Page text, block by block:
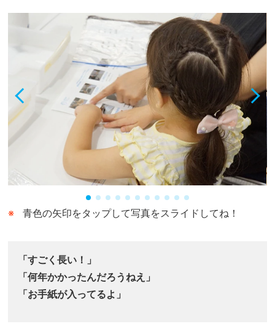
青色の矢印をタップして写真をスライドしてね！
「すごく長い！」
「何年かかったんだろうねえ」
「お手紙が入ってるよ」